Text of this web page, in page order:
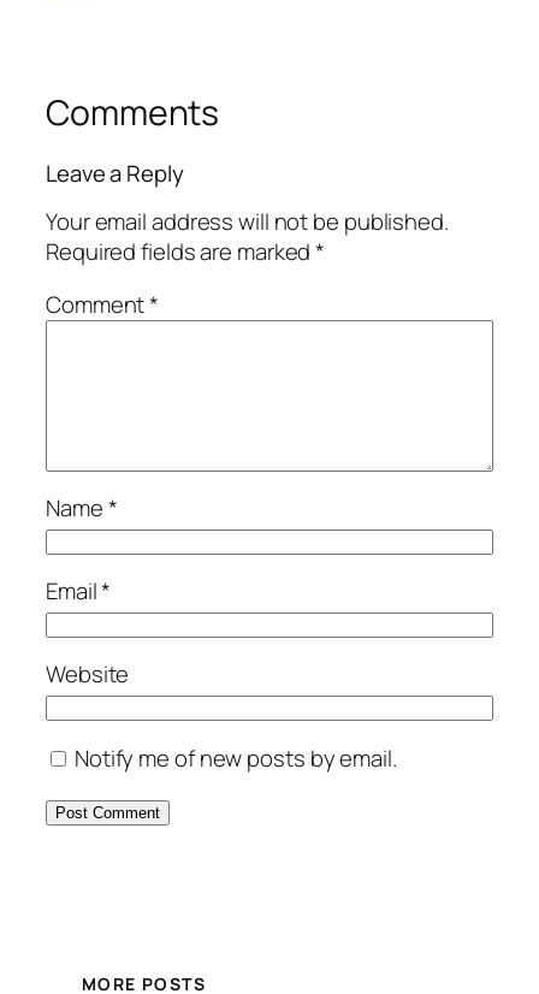
Comments
Leave a Reply
Your email address will not be published.
Required fields are marked*
Comment*
Name*
Email*
Website
Notify me of new posts by email.
MORE POSTS